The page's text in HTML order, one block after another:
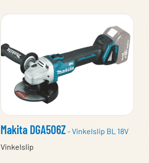
Makita DGA506Z - Vinkelslip BL 18V
Vinkelslip